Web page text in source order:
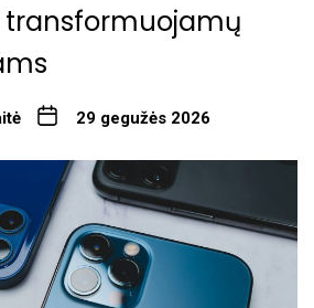
transformuojamų
29 gegužės 2026